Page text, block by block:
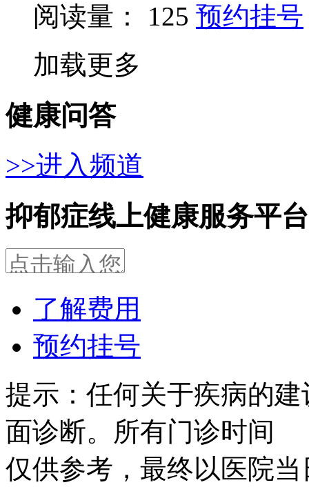
阅读量： 125 预约挂号
加载更多
健康问答
>>进入频道
抑郁症线上健康服务平台
了解费用
预约挂号
提示：任何关于疾病的
面诊断。所有门诊时间
仅供参考，最终以医院